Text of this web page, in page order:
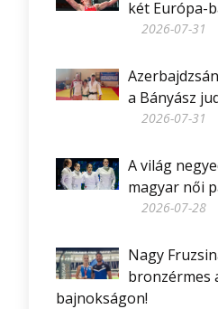
két Európa-
2026-07-31
a Bányász
2026-07-31
A világ
magyar női
2026-07-28
Nagy
bronzérmes
bajnokságon!